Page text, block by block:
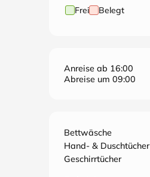
Frei Belegt
Anreise ab 16:00
Abreise um 09:00
Bettwäsche
Hand- & Duschtücher
Geschirrtücher